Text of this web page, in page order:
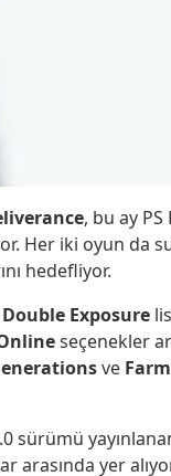
, bu ay
Her iki oyun da
hedefliyor.
Exposure
seçenekler
ve
sürümü
arasında yer